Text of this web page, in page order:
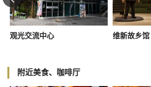
观光交流中心 维新故乡馆
附近美食、咖啡厅